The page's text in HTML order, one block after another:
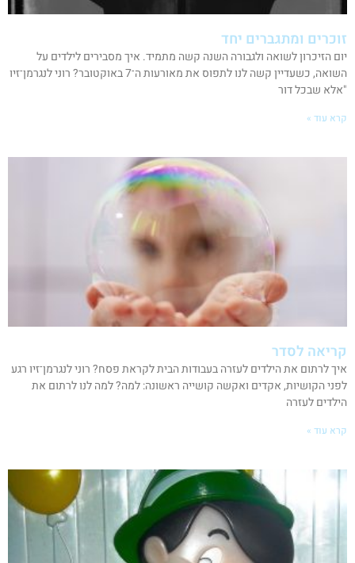
זוכרים ומתגברים יחד
יום הזיכרון לשואה ולגבורה השנה קשה מתמיד. איך מסבירים לילדים על
השואה, כשעדיין קשה לנו לתפוס את מאורעות ה־7 באוקטובר? רוני לנגרמן־זיו
"אלא שבכל דור
קרא עוד »
קריאה לסדר
איך לרתום את הילדים לעזרה בעבודות הבית לקראת פסח? רוני לנגרמן־זיו רגע
לפני הקושיות, אקדים ואקשה קושייה ראשונה: למה? למה לנו לרתום את
הילדים לעזרה
קרא עוד »